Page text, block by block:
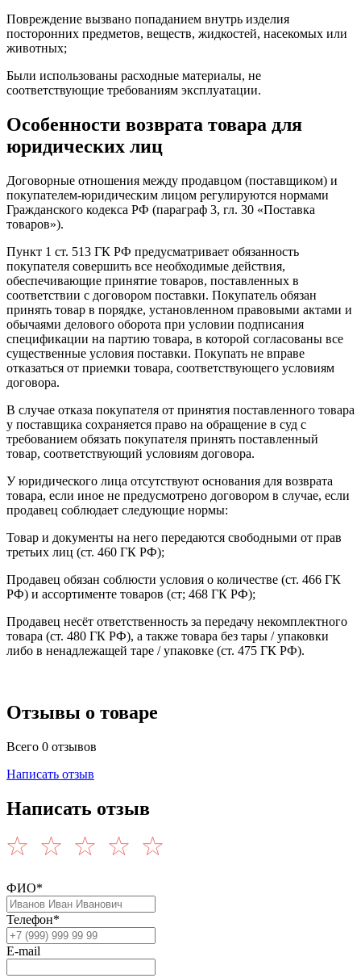
Повреждение вызвано попаданием внутрь изделия
посторонних предметов, веществ, жидкостей, насекомых или
животных;
Были использованы расходные материалы, не
соответствующие требованиям эксплуатации.
Особенности возврата товара для
юридических лиц
Договорные отношения между продавцом (поставщиком) и
покупателем-юридическим лицом регулируются нормами
Гражданского кодекса РФ (параграф 3, гл. 30 «Поставка
товаров»).
Пункт 1 ст. 513 ГК РФ предусматривает обязанность
покупателя совершить все необходимые действия,
обеспечивающие принятие товаров, поставленных в
соответствии с договором поставки. Покупатель обязан
принять товар в порядке, установленном правовыми актами и
обычаями делового оборота при условии подписания
спецификации на партию товара, в которой согласованы все
существенные условия поставки. Покупать не вправе
отказаться от приемки товара, соответствующего условиям
договора.
В случае отказа покупателя от принятия поставленного товара
у поставщика сохраняется право на обращение в суд с
требованием обязать покупателя принять поставленный
товар, соответствующий условиям договора.
У юридического лица отсутствуют основания для возврата
товара, если иное не предусмотрено договором в случае, если
продавец соблюдает следующие нормы:
Товар и документы на него передаются свободными от прав
третьих лиц (ст. 460 ГК РФ);
Продавец обязан соблюсти условия о количестве (ст. 466 ГК
РФ) и ассортименте товаров (ст; 468 ГК РФ);
Продавец несёт ответственность за передачу некомплектного
товара (ст. 480 ГК РФ), а также товара без тары / упаковки
либо в ненадлежащей таре / упаковке (ст. 475 ГК РФ).
Отзывы о товаре
Всего 0 отзывов
Написать отзыв
Написать отзыв
ФИО*
Телефон*
E-mail